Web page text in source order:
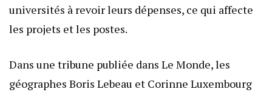
universités à revoir leurs dépenses, ce qui affecte
les projets et les postes.
Dans une tribune publiée dans Le Monde, les
géographes Boris Lebeau et Corinne Luxembourg